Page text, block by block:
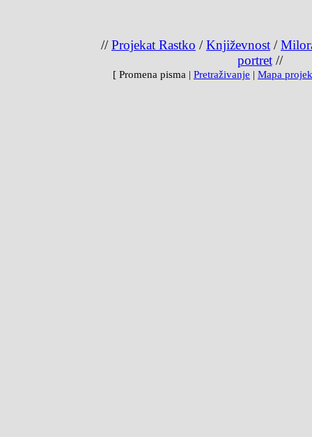
//Projekat Rastko /Književnost /
portret//
[ Promena pisma | Pretraživanje | Mapa